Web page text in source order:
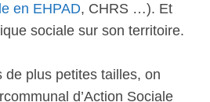
en EHPAD, CHRS …). Et
sociale sur son territoire.
de plus petites tailles, on
d’Action Sociale